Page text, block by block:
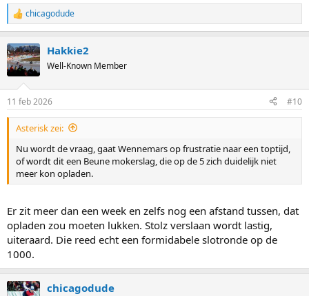
R
e
c
t
i
s
:
chicagodude
Hakkie2
Well-Known Member
11 feb 2026 #10
Asterisk zei:
Nu wordt de vraag, gaat Wennemars op frustratie naar een toptijd,
of wordt dit een Beune mokerslag, die op de 5 zich duidelijk niet
meer kon opladen.
Er zit meer dan een week en zelfs nog een afstand tussen, dat
opladen zou moeten lukken. Stolz verslaan wordt lastig,
uiteraard. Die reed echt een formidabele slotronde op de
1000.
chicagodude